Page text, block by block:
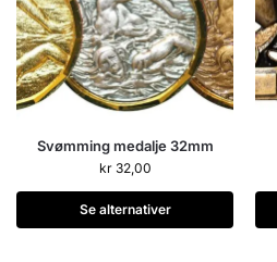
Svømming medalje 32mm
kr32,00
Se alternativer